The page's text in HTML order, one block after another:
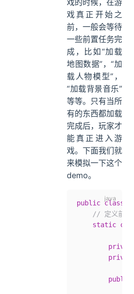
戏的时候，在游
戏真正开始之
前，一般会等待
一些前置任务完
成，比如“加载
地图数据”，“加
载人物模型”，
“加载背景音乐”
等等。只有当所
有的东西都加载
完成后，玩家才
能真正进入游
戏。下面我们就
来模拟一下这个
demo。
public class
// 定义前置
    static
        public